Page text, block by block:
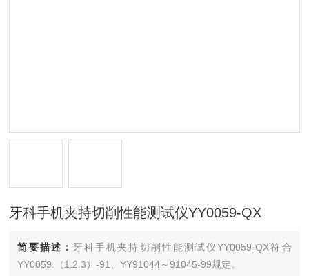
牙科手机夹持切削性能测试仪YY0059-QX
简要描述： 牙科手机夹持切削性能测试仪YY0059-QX符合
YY0059.（1.2.3）-91、YY91044～91045-99规定。